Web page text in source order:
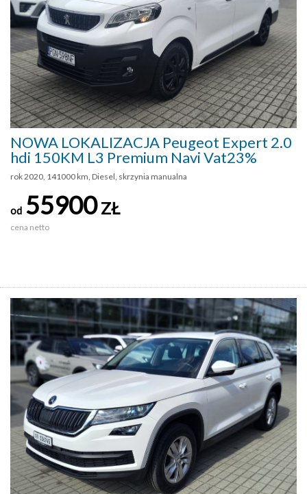
NOWA LOKALIZACJA Peugeot Expert 2.0
hdi 150KM L3 Premium Navi Vat23%
rok 2020, 141000 km, Diesel, skrzynia manualna
od 55900ZŁ
cena netto